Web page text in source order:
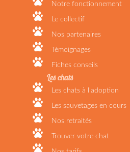
Notre fonctionnement
Le collectif
Nos partenaires
Témoignages
Fiches conseils
Les chats
Les chats à l'adoption
Les sauvetages en cours
Nos retraités
Trouver votre chat